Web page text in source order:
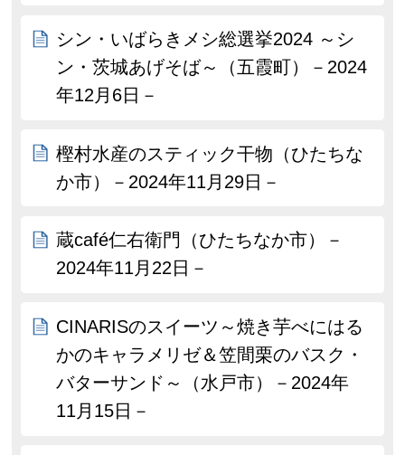
シン・いばらきメシ総選挙2024 ～シ
ン・茨城あげそば～（五霞町）－2024
年12月6日－
樫村水産のスティック干物（ひたちな
か市）－2024年11月29日－
蔵café仁右衛門（ひたちなか市）－
2024年11月22日－
CINARISのスイーツ～焼き芋べにはる
かのキャラメリゼ＆笠間栗のバスク・
バターサンド～（水戸市）－2024年
11月15日－